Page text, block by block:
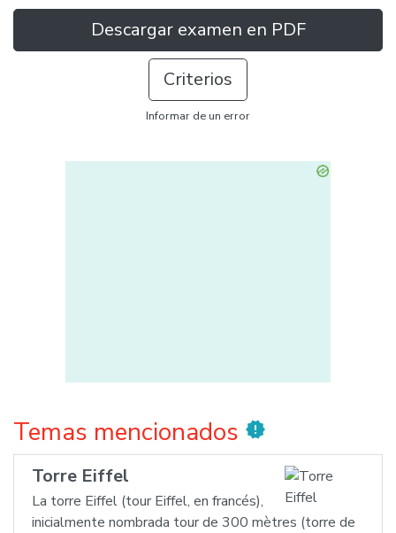
Descargar examen en PDF
Criterios
Informar de un error
Temas mencionados new_releases
Torre Eiffel
La torre Eiffel (tour Eiffel, en francés),
inicialmente nombrada tour de 300 mètres (torre de